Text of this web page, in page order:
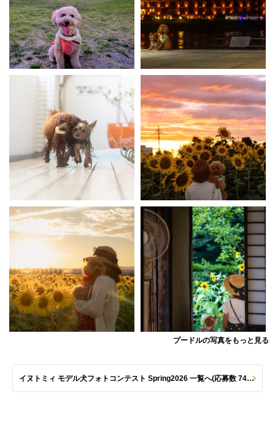
プードルの写真をもっと見る
イヌトミィ モデル犬フォトコンテスト Spring2026 一覧へ(応募数 747枚)